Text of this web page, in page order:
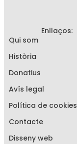
Enllaços:
Qui som
Història
Donatius
Avís legal
Política de cookies
Contacte
Disseny web